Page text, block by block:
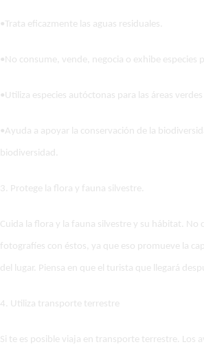
•Trata eficazmente las aguas residuales.
•No consume, vende, negocia o exhibe especies
•Utiliza especies autóctonas para las áreas
•Ayuda a apoyar la conservación de la
biodiversidad.
3. Protege la flora y fauna silvestre.
Cuida la flora y la fauna silvestre y su hábitat.
fotografíes con éstos, ya que eso promueve la
del lugar. Piensa en que el turista que llegará
4. Utiliza transporte terrestre
Si te es posible viaja en transporte terrestre. Los